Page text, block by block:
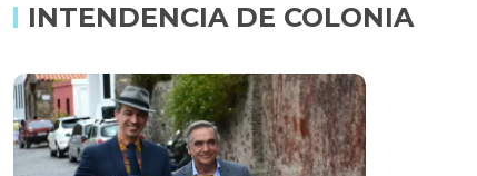
INTENDENCIA DE COLONIA